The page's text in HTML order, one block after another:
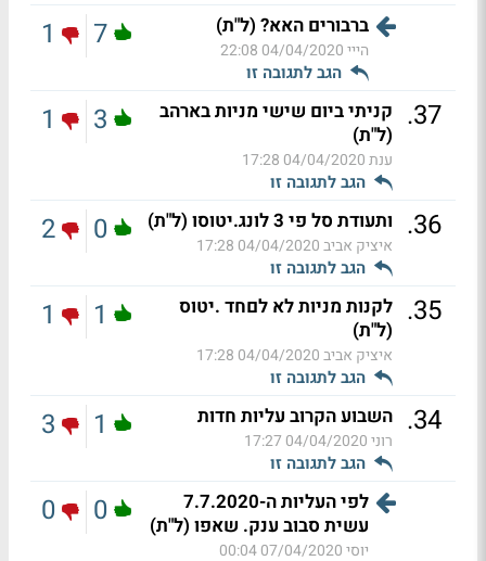
ברבורים האא? (ל"ת)
הייי04/04/2020 22:08
הגב לתגובה זו
7
1
37
. קניתי ביום שישי מניות בארהב
(ל"ת)
ענת04/04/2020 17:28
הגב לתגובה זו
3
1
36
. ותעודת סל פי 3 לונג.יטוסו (ל"ת)
איציק אביב04/04/2020 17:28
הגב לתגובה זו
0
2
35
. לקנות מניות לא לםחד .יטוס
(ל"ת)
איציק אביב04/04/2020 17:28
הגב לתגובה זו
1
1
34
. השבוע הקרוב עליות חדות
רוני04/04/2020 17:27
הגב לתגובה זו
1
3
לפי העליות ה-7.7.2020
עשית סבוב ענק. שאפו (ל"ת)
יוסי07/04/2020 00:04
0
0